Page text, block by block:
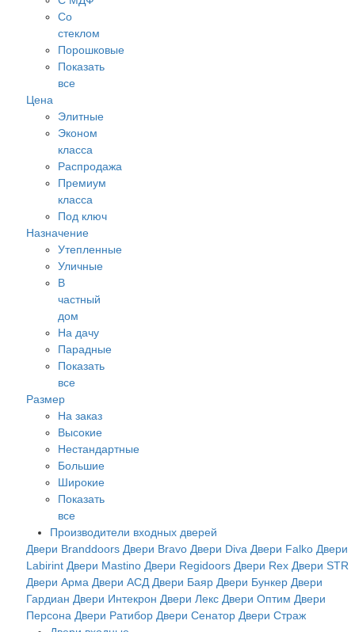
Cо
стеклом
Порошковые
Показать
все
Цена
Элитные
Эконом
класса
Распродажа
Премиум
класса
Под ключ
Назначение
Утепленные
Уличные
В
частный
дом
На дачу
Парадные
Показать
все
Размер
На заказ
Высокие
Нестандартные
Большие
Широкие
Показать
все
Производители входных дверей
Двери Branddoors Двери Bravo Двери Diva Двери Falko Двери
Labirint Двери Mastino Двери Regidoors Двери Rex Двери STR
Двери Арма Двери АСД Двери Баяр Двери Бункер Двери
Гардиан Двери Интекрон Двери Лекс Двери Оптим Двери
Персона Двери Ратибор Двери Сенатор Двери Страж